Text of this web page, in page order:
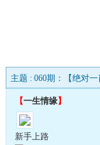
主题 : 060期：【绝对
【一生情缘】
新手上路